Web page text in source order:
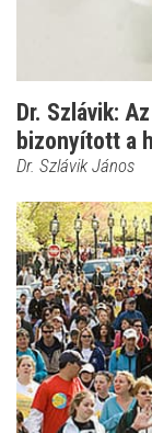
Dr. Szlávik:
bizonyított a
Dr. Szlávik János